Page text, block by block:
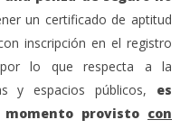
un certificado de aptitud
inscripción en el registro
por lo que respecta a la
y espacios públicos, es
provisto con